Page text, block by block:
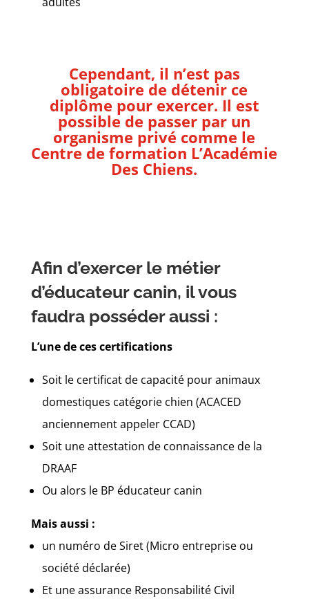
Cependant, il n’est pas
obligatoire de détenir ce
diplôme pour exercer. Il est
possible de passer par un
organisme privé comme le
Centre de formation L’Académie
Des Chiens.
Afin d’exercer le métier
d’éducateur canin, il vous
faudra posséder aussi :
L’une de ces certifications
Soit le certificat de capacité pour animaux
domestiques catégorie chien (ACACED
anciennement appeler CCAD)
Soit une attestation de connaissance de la
DRAAF
Ou alors le BP éducateur canin
Mais aussi :
un numéro de Siret (Micro entreprise ou
société déclarée)
Et une assurance Responsabilité Civil